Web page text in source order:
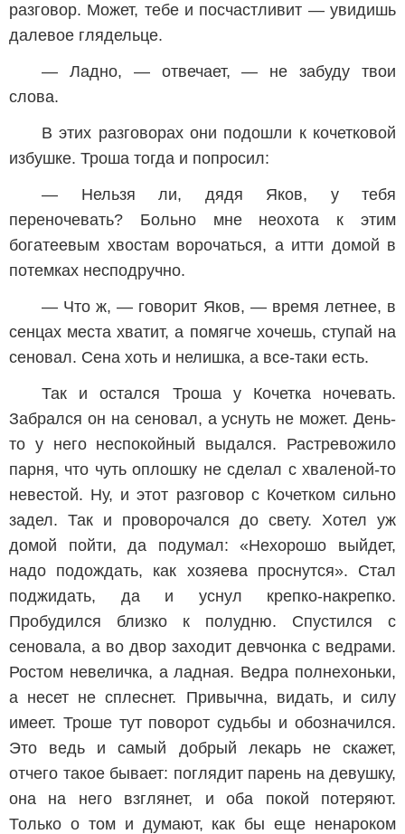
разговор. Может, тебе и посчастливит — увидишь
далевое глядельце.
— Ладно, — отвечает, — не забуду твои
слова.
В этих разговорах они подошли к кочетковой
избушке. Троша тогда и попросил:
— Нельзя ли, дядя Яков, у тебя
переночевать? Больно мне неохота к этим
богатеевым хвостам ворочаться, а итти домой в
потемках несподручно.
— Что ж, — говорит Яков, — время летнее, в
сенцах места хватит, а помягче хочешь, ступай на
сеновал. Сена хоть и нелишка, а все-таки есть.
Так и остался Троша у Кочетка ночевать.
Забрался он на сеновал, а уснуть не может. День-
то у него неспокойный выдался. Растревожило
парня, что чуть оплошку не сделал с хваленой-то
невестой. Ну, и этот разговор с Кочетком сильно
задел. Так и проворочался до свету. Хотел уж
домой пойти, да подумал: «Нехорошо выйдет,
надо подождать, как хозяева проснутся». Стал
поджидать, да и уснул крепко-накрепко.
Пробудился близко к полудню. Спустился с
сеновала, а во двор заходит девчонка с ведрами.
Ростом невеличка, а ладная. Ведра полнехоньки,
а несет не сплеснет. Привычна, видать, и силу
имеет. Троше тут поворот судьбы и обозначился.
Это ведь и самый добрый лекарь не скажет,
отчего такое бывает: поглядит парень на девушку,
она на него взглянет, и оба покой потеряют.
Только о том и думают, как бы еще ненароком